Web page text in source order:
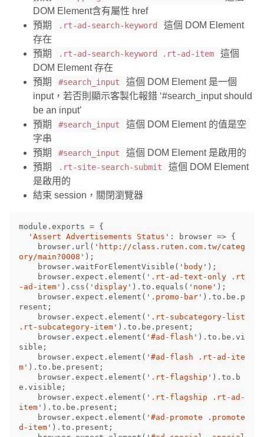
DOM Element含有屬性 href
預期
.rt-ad-search-keyword
這個 DOM Element
存在
預期
.rt-ad-search-keyword .rt-ad-item
這個
DOM Element 存在
預期
#search_input
這個 DOM Element 是一個
input，若否則顯示客製化報錯 ‘#search_input should
be an input’
預期
#search_input
這個 DOM Element 的值是空
字串
預期
#search_input
這個 DOM Element 是啟用的
預期
.rt-site-search-submit
這個 DOM Element
是啟用的
結束 session，關閉瀏覽器
module . exports = {
' Assert Advertisements Status ' : browser => {
browser . url ( ' http://class.ruten.com.tw/categ
ory/main?0008 ' );
browser . waitForElementVisible ( ' body ' );
browser . expect . element ( ' .rt-ad-text-only .rt
-ad-item ' ). css ( ' display ' ). to . equals ( ' none ' );
browser . expect . element ( ' .promo-bar ' ). to . be . p
resent ;
browser . expect . element ( ' .rt-subcategory-list
.rt-subcategory-item ' ). to . be . present ;
browser . expect . element ( ' #ad-flash ' ). to . be . vi
sible ;
browser . expect . element ( ' #ad-flash .rt-ad-ite
m ' ). to . be . present ;
browser . expect . element ( ' .rt-flagship ' ). to . b
e . visible ;
browser . expect . element ( ' .rt-flagship .rt-ad-
item ' ). to . be . present ;
browser . expect . element ( ' #ad-promote .promote
d-item ' ). to . present ;